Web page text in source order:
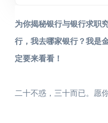
为你揭秘银行与银行求职
行，我去哪家银行？我是
定要来看看！
二十不惑，三十而已。愿